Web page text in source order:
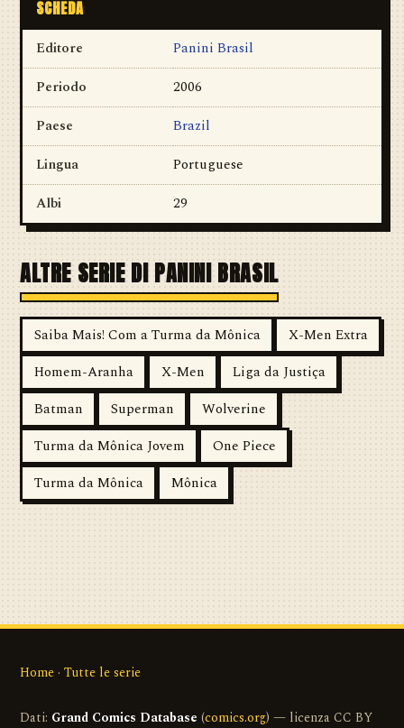
SCHEDA
Editore
Panini Brasil
Periodo
2006
Paese
Brazil
Lingua
Portuguese
Albi
29
ALTRE SERIE DI PANINI BRASIL
Saiba Mais! Com a Turma da Mônica
X-Men Extra
Homem-Aranha
X-Men
Liga da Justiça
Batman
Superman
Wolverine
Turma da Mônica Jovem
One Piece
Turma da Mônica
Mônica
Home · Tutte le serie
Dati: Grand Comics Database (comics.org) — licenza CC BY